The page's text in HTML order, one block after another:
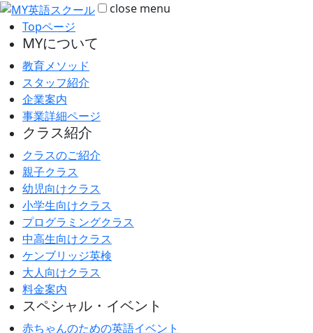
close menu
Topページ
MYについて
教育メソッド
スタッフ紹介
企業案内
事業詳細ページ
クラス紹介
クラスのご紹介
親子クラス
幼児向けクラス
小学生向けクラス
プログラミングクラス
中高生向けクラス
ケンブリッジ英検
大人向けクラス
料金案内
スペシャル・イベント
赤ちゃんのための英語イベント